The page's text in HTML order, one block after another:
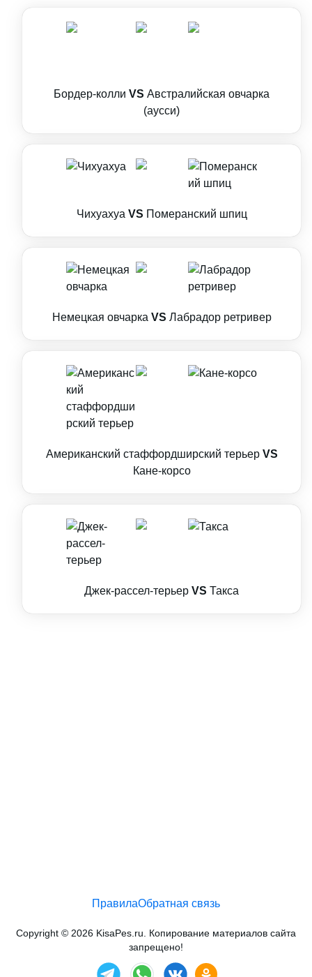
Бордер-колли VS Австралийская овчарка
(аусси)
Чихуахуа VS Померанский шпиц
Немецкая овчарка VS Лабрадор ретривер
Американский стаффордширский терьер VS
Кане-корсо
Джек-рассел-терьер VS Такса
ПравилаОбратная связь
Copyright © 2026 KisaPes.ru. Копирование материалов сайта
запрещено!